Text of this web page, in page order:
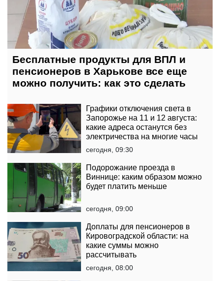
Бесплатные продукты для ВПЛ и
пенсионеров в Харькове все еще
можно получить: как это сделать
Графики отключения света в
Запорожье на 11 и 12 августа:
какие адреса останутся без
электричества на многие часы
сегодня, 09:30
Подорожание проезда в
Виннице: каким образом можно
будет платить меньше
сегодня, 09:00
Доплаты для пенсионеров в
Кировоградской области: на
какие суммы можно
рассчитывать
сегодня, 08:00